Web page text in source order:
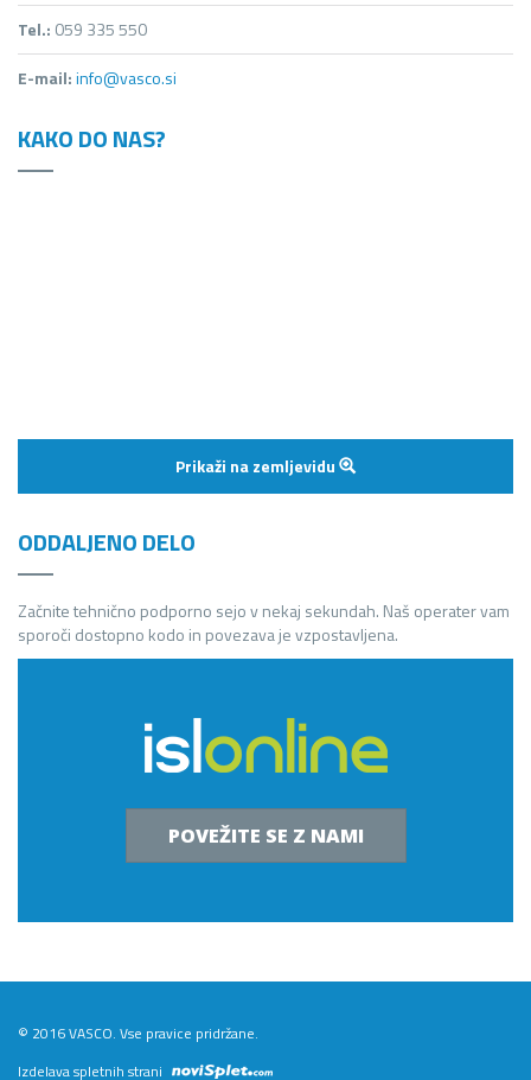
Tel.: 059 335 550
E-mail:info@vasco.si
KAKO DO NAS?
Prikaži na zemljevidu
ODDALJENO DELO
Začnite tehnično podporno sejo v nekaj sekundah. Naš operater vam
sporoči dostopno kodo in povezava je vzpostavljena.
POVEŽITE SE Z NAMI
© 2016 VASCO. Vse pravice pridržane.
Izdelava spletnih strani